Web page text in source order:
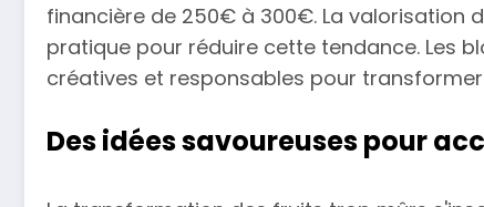
financière de 250€ à 300€. La valorisation
pratique pour réduire cette tendance. Les
créatives et responsables pour
Des idées savoureuses pour